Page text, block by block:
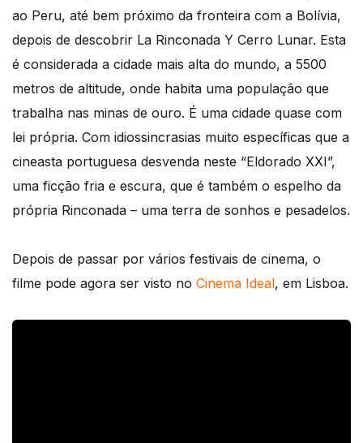
ao Peru, até bem próximo da fronteira com a Bolívia,
depois de descobrir La Rinconada Y Cerro Lunar. Esta
é considerada a cidade mais alta do mundo, a 5500
metros de altitude, onde habita uma população que
trabalha nas minas de ouro. É uma cidade quase com
lei própria. Com idiossincrasias muito específicas que a
cineasta portuguesa desvenda neste “Eldorado XXI”,
uma ficção fria e escura, que é também o espelho da
própria Rinconada – uma terra de sonhos e pesadelos.
Depois de passar por vários festivais de cinema, o
filme pode agora ser visto no Cinema Ideal, em Lisboa.